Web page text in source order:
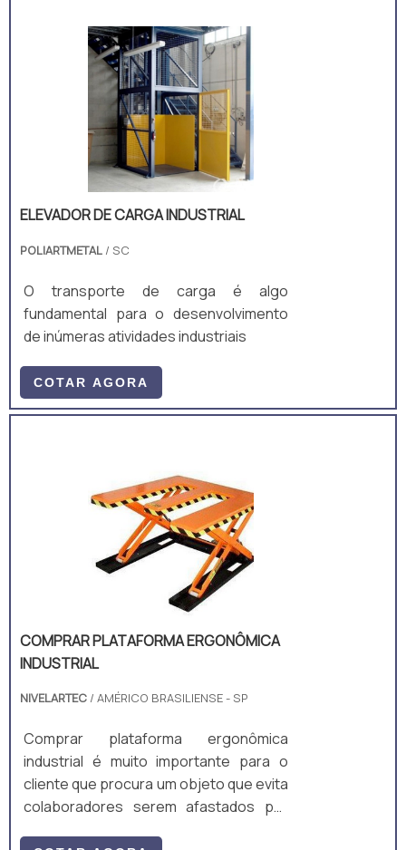
ELEVADOR DE CARGA INDUSTRIAL
POLIARTMETAL / SC
O transporte de carga é algo
fundamental para o desenvolvimento
de inúmeras atividades industriais
COTAR AGORA
COMPRAR PLATAFORMA ERGONÔMICA
INDUSTRIAL
NIVELARTEC / AMÉRICO BRASILIENSE - SP
Comprar plataforma ergonômica
industrial é muito importante para o
cliente que procura um objeto que evita
colaboradores serem afastados por